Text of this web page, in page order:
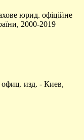
юрид. офіційне
2000-2019
изд. - Киев,